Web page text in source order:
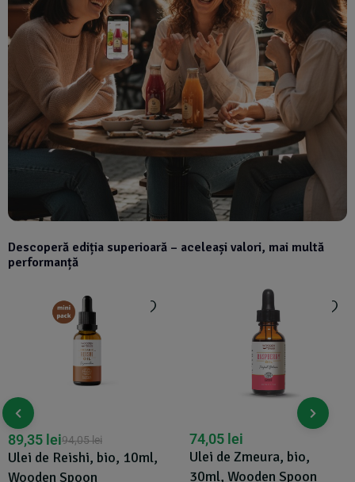
Descoperă ediția superioară – aceleași valori, mai multă
performanță
Ulei de Reishi, bio, 10ml,
Wooden Spoon
94,05lei
89,35 lei
Ulei de Zmeura, bio,
30ml, Wooden Spoon
74,05 lei